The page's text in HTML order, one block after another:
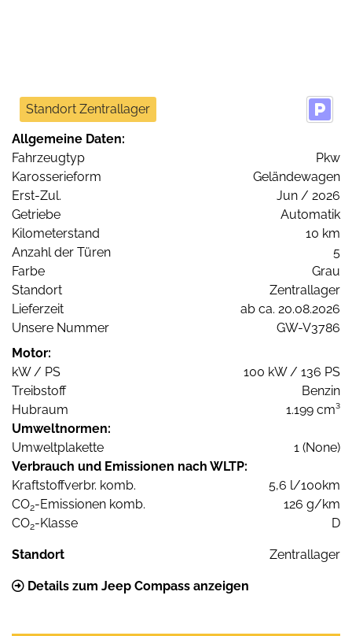
Standort Zentrallager
Allgemeine Daten:
Fahrzeugtyp
Pkw
Karosserieform
Geländewagen
Erst-Zul.
Jun / 2026
Getriebe
Automatik
Kilometerstand
10 km
Anzahl der Türen
5
Farbe
Grau
Standort
Zentrallager
Lieferzeit
ab ca. 20.08.2026
Unsere Nummer
GW-V3786
Motor:
kW / PS
100 kW / 136 PS
Treibstoff
Benzin
Hubraum
1.199 cm³
Umweltnormen:
Umweltplakette
1 (None)
Verbrauch und Emissionen nach WLTP:
Kraftstoffverbr. komb.
5,6 l/100km
CO2-Emissionen komb.
126 g/km
CO2-Klasse D
Standort Zentrallager
Details zum Jeep Compass anzeigen